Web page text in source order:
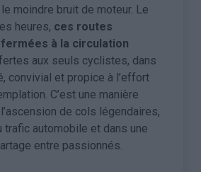
moindre bruit de moteur. Le
heures, ces routes
à la circulation
aux seuls cyclistes, dans
convivial et propice à l’effort
C’est une manière
de cols légendaires,
automobile et dans une
entre passionnés.